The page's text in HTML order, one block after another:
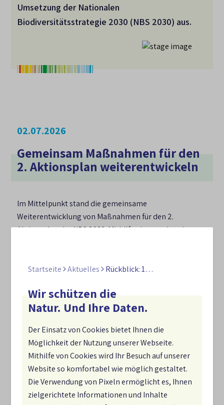
Startseite Aktuelles Rückblick: 16. NBS-Verbändeforum
Wir schützen die
Natur. Und Ihre Daten.
Der Einsatz von Cookies bietet Ihnen die
Möglichkeit der Nutzung unserer Webseite.
Mithilfe von Cookies wird Ihr Besuch auf unserer
Website so komfortabel wie möglich gestaltet.
Die Verwendung von Pixeln ermöglicht es, Ihnen
zielgerichtete Informationen und Inhalte
Umsetzung der Nationalen
Biodiversitätsstrategie 2030 (NBS 2030) aus.
02.07.2026
Gemeinsam Maßnahmen für den
2. Aktionsplan weiterentwickeln
Im Mittelpunkt stand die gemeinsame
Weiterentwicklung von Maßnahmen für den 2.
Aktionsplan der NBS 2030. Mithilfe eines vorbereiteten
In Kleingruppen diskutierten die Verbände ausgewählte
Handlungsfeld„Wälder“ mit dem Ziel 7.1 „Zustand der
Biodiversität in Wäldern“ sowie das Handlungsfeld
„Agrarlandschaften und Ernährung“
. Die Verbände
brachten ihre fachliche Expertise und ihre Erfahrungen
aus der Praxis ein und entwickelten gemeinsam
konkrete Vorschläge für die Weiterentwicklung der
Maßnahmen des 2. Aktionsplans.